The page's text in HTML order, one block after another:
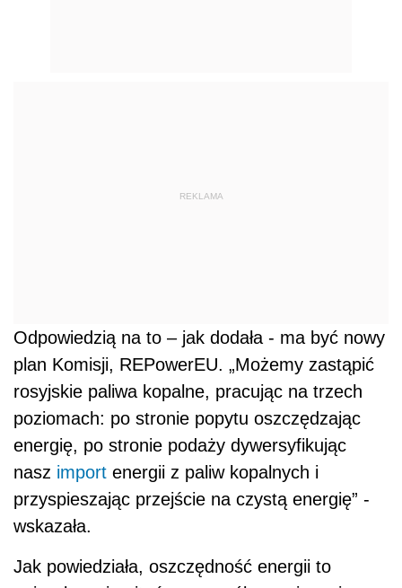
REKLAMA
Odpowiedzią na to – jak dodała - ma być nowy
plan Komisji, REPowerEU. „Możemy zastąpić
rosyjskie paliwa kopalne, pracując na trzech
poziomach: po stronie popytu oszczędzając
energię, po stronie podaży dywersyfikując
nasz import energii z paliw kopalnych i
przyspieszając przejście na czystą energię” -
wskazała.
Jak powiedziała, oszczędność energii to